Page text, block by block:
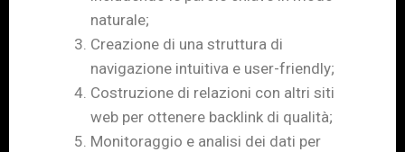
naturale;
Creazione di una struttura di
navigazione intuitiva e user-friendly;
Costruzione di relazioni con altri siti
web per ottenere backlink di qualità;
Monitoraggio e analisi dei dati per